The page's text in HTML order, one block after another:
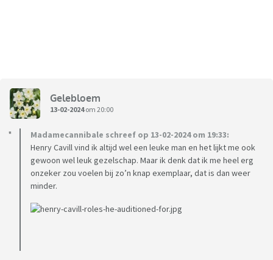
Gelebloem
13-02-2024om 20:00
Madamecannibale schreef op 13-02-2024 om 19:33:
Henry Cavill vind ik altijd wel een leuke man en het lijkt me ook
gewoon wel leuk gezelschap. Maar ik denk dat ik me heel erg
onzeker zou voelen bij zo’n knap exemplaar, dat is dan weer
minder.